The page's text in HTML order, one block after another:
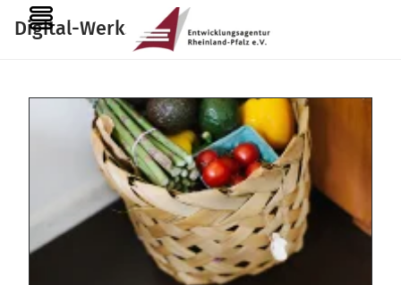
Inhalt
Digital-Werkstatt
MENU